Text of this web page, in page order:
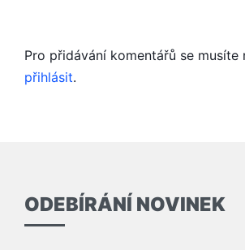
Pro přidávání komentářů se musíte
přihlásit.
ODEBÍRÁNÍ NOVINEK